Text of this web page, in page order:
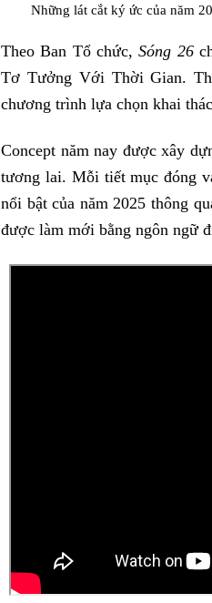
Những lát cắt ký ức của năm
Theo Ban Tổ chức,Sóng 26
Tơ Tưởng Với Thời Gian.
chương trình lựa chọn khai
Concept năm nay được xây
tương lai. Mỗi tiết mục đóng
nổi bật của năm 2025 thông
được làm mới bằng ngôn ngữ